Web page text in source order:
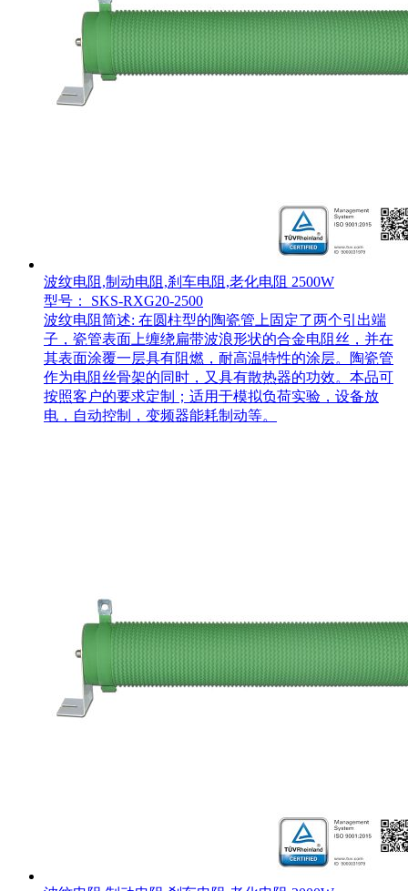
波纹电阻,制动电阻,刹车电阻,老化电阻 2500W
型号： SKS-RXG20-2500
波纹电阻简述: 在圆柱型的陶瓷管上固定了两个引出端
子，瓷管表面上缠绕扁带波浪形状的合金电阻丝，并在
其表面涂覆一层具有阻燃，耐高温特性的涂层。陶瓷管
作为电阻丝骨架的同时，又具有散热器的功效。本品可
按照客户的要求定制；适用于模拟负荷实验，设备放
电，自动控制，变频器能耗制动等。